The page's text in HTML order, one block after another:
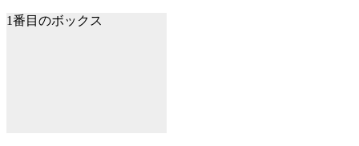
1番目のボックス